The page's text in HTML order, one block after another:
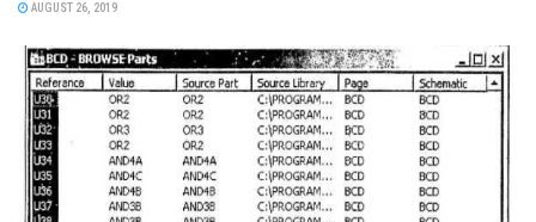
AUGUST 26, 2019